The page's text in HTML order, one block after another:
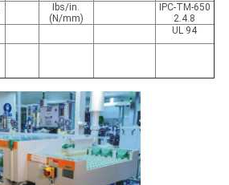
Ibs/in.
(N/mm)
IPC-TM-650
2.4.8
UL 94